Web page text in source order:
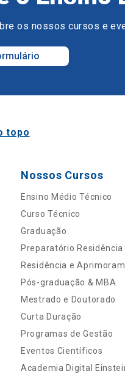
os nossos cursos e
topo
Nossos Cursos
Ensino Médio Técnico
Curso Técnico
Graduação
Preparatório Residência
Residência e
Pós-graduação & MBA
Mestrado e Doutorado
Curta Duração
Programas de Gestão
Eventos Científicos
Academia Digital